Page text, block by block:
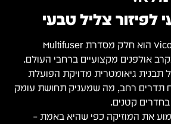
לפיזור צליל טבעי
Vicoustic Multifuser DC3 הוא חלק מסדרת Multifuser
אולפנים מקצועיים ברחבי העולם.
תבנית גיאומטרית מדויקת הפועלת
תדרים רחב, מה שמעניק תחושת עומק
קטנים.
את המוזיקה כפי שהיא באמת –